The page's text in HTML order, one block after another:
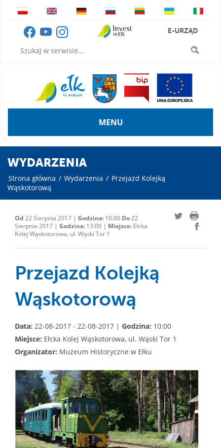
E-URZĄD
MENU
WYDARZENIA
Strona główna / Wydarzenia / Przejazd Kolejką
Wąskotorową
Od 22 Sierpnia 2017 | Godzina: 10:00 Do22
Sierpnia 2017 | Godzina: 13:00 | Miejsce: Ełcka
Kolej Wąskotorowa, ul. Wąski Tor 1
Przejazd Kolejką
Wąskotorową
Data: 22-08-2017 - 22-08-2017 | Godzina: 10:00
Miejsce: Ełcka Kolej Wąskotorowa, ul. Wąski Tor 1
Organizator: Muzeum Historyczne w Ełku